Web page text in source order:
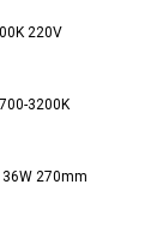
220V
3200K
270mm